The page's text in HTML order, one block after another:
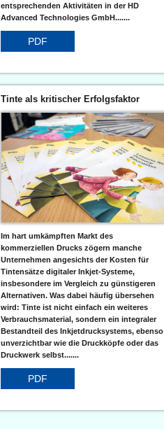
entsprechenden Aktivitäten in der HD
Advanced Technologies GmbH.......
PDF
Tinte als kritischer Erfolgsfaktor
Im hart umkämpften Markt des
kommerziellen Drucks zögern manche
Unternehmen angesichts der Kosten für
Tintensätze digitaler Inkjet-Systeme,
insbesondere im Vergleich zu günstigeren
Alternativen. Was dabei häufig übersehen
wird: Tinte ist nicht einfach ein weiteres
Verbrauchsmaterial, sondern ein integraler
Bestandteil des Inkjetdrucksystems, ebenso
unverzichtbar wie die Druckköpfe oder das
Druckwerk selbst.......
PDF